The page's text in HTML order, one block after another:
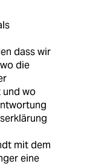
dass wir
die
und wo
mit dem
eine